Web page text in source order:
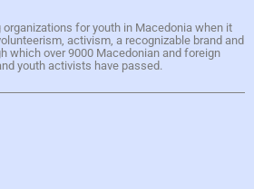
for youth in Macedonia when it
activism, a recognizable brand and
which over 9000 Macedonian and foreign
youth activists have passed.